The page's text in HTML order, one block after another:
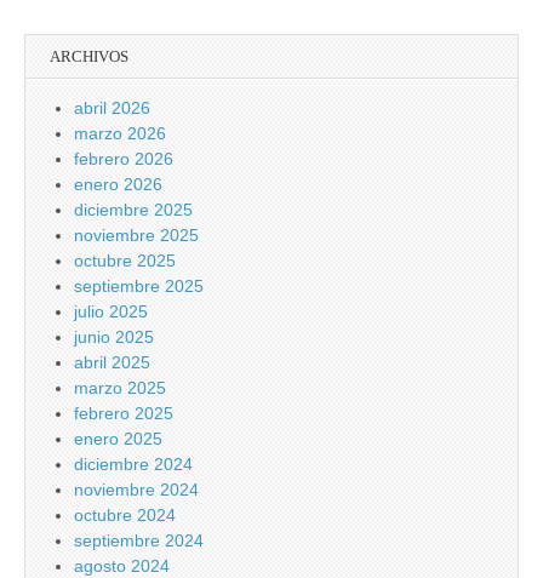
ARCHIVOS
abril 2026
marzo 2026
febrero 2026
enero 2026
diciembre 2025
noviembre 2025
octubre 2025
septiembre 2025
julio 2025
junio 2025
abril 2025
marzo 2025
febrero 2025
enero 2025
diciembre 2024
noviembre 2024
octubre 2024
septiembre 2024
agosto 2024